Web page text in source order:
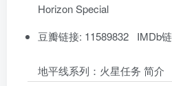
Horizon Special
豆瓣链接: 11589832 IMDb
地平线系列：火星任务 简介